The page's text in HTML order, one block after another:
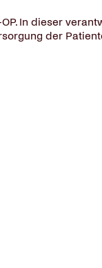
In dieser
der